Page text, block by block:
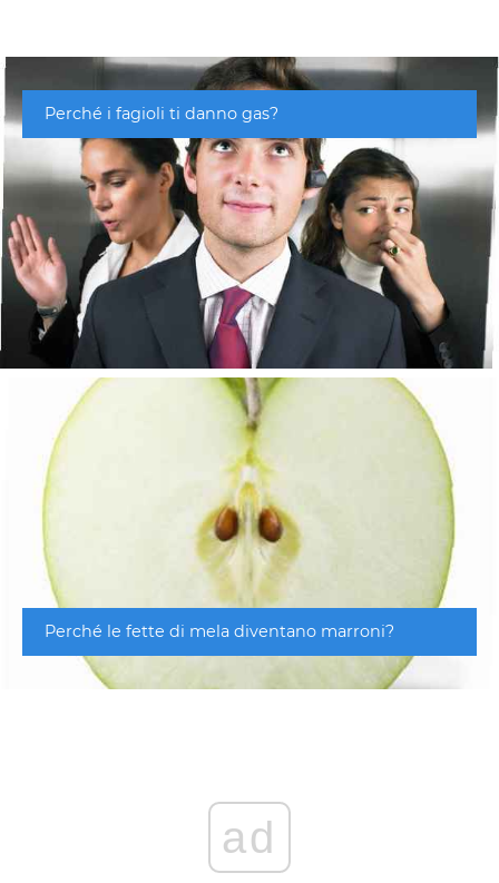
Perché i fagioli ti danno gas?
Perché le fette di mela diventano marroni?
ad